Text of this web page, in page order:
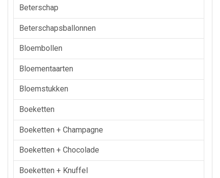
Beterschap
Beterschapsballonnen
Bloembollen
Bloementaarten
Bloemstukken
Boeketten
Boeketten + Champagne
Boeketten + Chocolade
Boeketten + Knuffel